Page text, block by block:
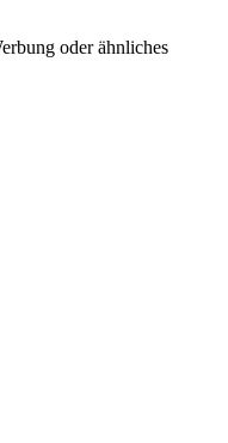
oder ähnliches